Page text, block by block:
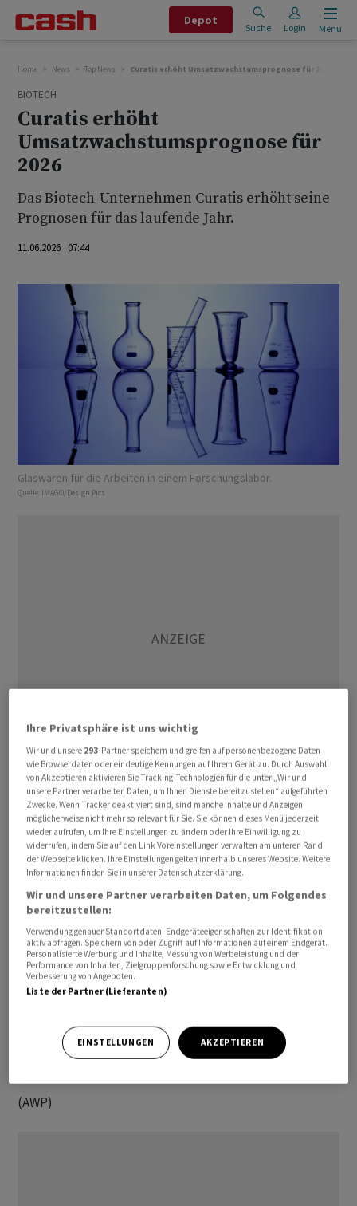
Depot
Suche Login Menu
Home News Top News Curatis erhöht Umsatzwachstumsprognose für 2026
BIOTECH
Curatis erhöht
Umsatzwachstumsprognose für
2026
Das Biotech-Unternehmen Curatis erhöht seine
Prognosen für das laufende Jahr.
11.06.2026 07:44
Glaswaren für die Arbeiten in einem Forschungslabor.
Quelle: IMAGO/Design Pics
Curatiserwartet neu ein Umsatzwachstum von rund 40
Prozent, nachdem es zuvor ein Plus von über 25 Prozent
in Aussicht gestellt hatte. Man erwarte auf Basis
vorläufiger Zahlen für die ersten fünf Monate ein
deutlich stärkeres Umsatzwachstum als ursprünglich
mit. Die Entwicklung sei von bereits seit längerer Zeit
vermarkteten Produkten getrieben worden, aber auch
von Präparaten, die 2025 und 2026 in das Portfolio
aufgenommen wurden.
Umsatz von rund 15 Millionen Franken, nach 10,8
Millionen im Jahr zuvor. Die Zahlen für das erste
Halbjahr 2026 würden am 21. September publiziert.
(AWP)
Ihre Privatsphäre ist uns wichtig
Wir und unsere 293-Partner speichern und greifen auf personenbezogene Daten
wie Browserdaten oder eindeutige Kennungen auf Ihrem Gerät zu. Durch Auswahl
von Akzeptieren aktivieren Sie Tracking-Technologien für die unter „Wir und
unsere Partner verarbeiten Daten, um Ihnen Dienste bereitzustellen“ aufgeführten
Zwecke. Wenn Tracker deaktiviert sind, sind manche Inhalte und Anzeigen
möglicherweise nicht mehr so relevant für Sie. Sie können dieses Menü jederzeit
wieder aufrufen, um Ihre Einstellungen zu ändern oder Ihre Einwilligung zu
widerrufen, indem Sie auf den Link Voreinstellungen verwalten am unteren Rand
der Webseite klicken. Ihre Einstellungen gelten innerhalb unseres Website. Weitere
Informationen finden Sie in unserer Datenschutzerklärung.
Wir und unsere Partner verarbeiten Daten, um Folgendes
bereitzustellen:
Verwendung genauer Standortdaten. Endgeräteeigenschaften zur Identifikation
aktiv abfragen. Speichern von oder Zugriff auf Informationen auf einem Endgerät.
Personalisierte Werbung und Inhalte, Messung von Werbeleistung und der
Performance von Inhalten, Zielgruppenforschung sowie Entwicklung und
Verbesserung von Angeboten.
Liste der Partner (Lieferanten)
EINSTELLUNGEN AKZEPTIEREN